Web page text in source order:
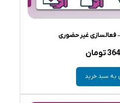
فعالسازی غیر حضوری
تومان
به سبد خرید